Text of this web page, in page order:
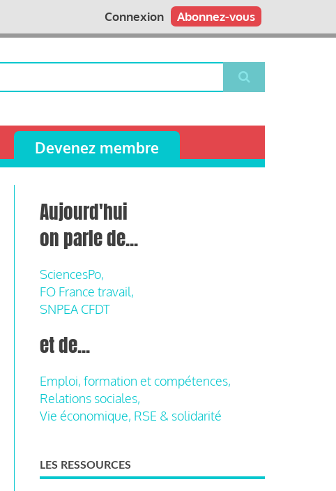
Abonnez-vous
Connexion
Devenez membre
Aujourd'hui
on parle de...
SciencesPo,
FO France travail,
SNPEA CFDT
et de...
Emploi, formation et compétences,
Relations sociales,
Vie économique, RSE & solidarité
LES RESSOURCES